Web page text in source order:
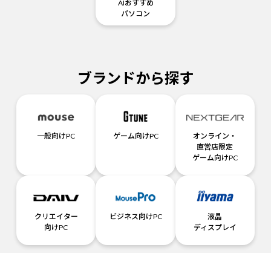
AIおすすめ
パソコン
ブランドから探す
一般向けPC ゲーム向けPC
オンライン・
直営店限定
ゲーム向けPC
クリエイター
向けPC
ビジネス向けPC
液晶
ディスプレイ